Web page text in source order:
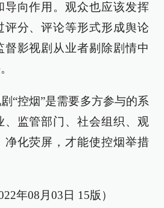
导向作用。观众也应该发挥
评分、评论等形式形成舆论
督影视剧从业者剔除剧情中
“控烟”是需要多方参与的系
、监管部门、社会组织、观
净化荧屏，才能使控烟举措
年08月03日 15版）